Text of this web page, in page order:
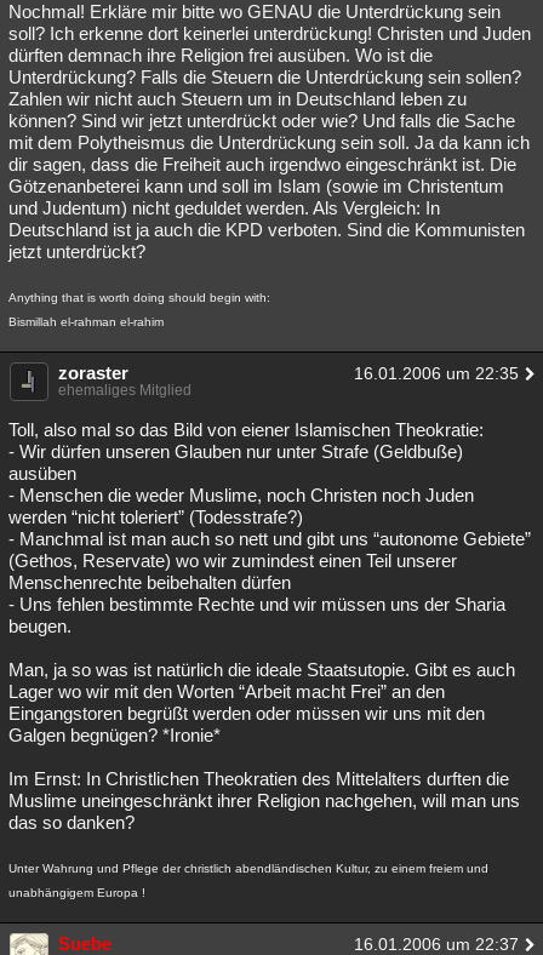
Nochmal! Erkläre mir bitte wo GENAU die Unterdrückung sein
soll? Ich erkenne dort keinerlei unterdrückung! Christen und Juden
dürften demnach ihre Religion frei ausüben. Wo ist die
Unterdrückung? Falls die Steuern die Unterdrückung sein sollen?
Zahlen wir nicht auch Steuern um in Deutschland leben zu
können? Sind wir jetzt unterdrückt oder wie? Und falls die Sache
mit dem Polytheismus die Unterdrückung sein soll. Ja da kann ich
dir sagen, dass die Freiheit auch irgendwo eingeschränkt ist. Die
Götzenanbeterei kann und soll im Islam (sowie im Christentum
und Judentum) nicht geduldet werden. Als Vergleich: In
Deutschland ist ja auch die KPD verboten. Sind die Kommunisten
jetzt unterdrückt?
Anything that is worth doing should begin with:
Bismillah el-rahman el-rahim
zoraster 16.01.2006 um 22:35
ehemaliges Mitglied
Toll, also mal so das Bild von eiener Islamischen Theokratie:
- Wir dürfen unseren Glauben nur unter Strafe (Geldbuße)
ausüben
- Menschen die weder Muslime, noch Christen noch Juden
werden “nicht toleriert” (Todesstrafe?)
- Manchmal ist man auch so nett und gibt uns “autonome Gebiete”
(Gethos, Reservate) wo wir zumindest einen Teil unserer
Menschenrechte beibehalten dürfen
- Uns fehlen bestimmte Rechte und wir müssen uns der Sharia
beugen.
Man, ja so was ist natürlich die ideale Staatsutopie. Gibt es auch
Lager wo wir mit den Worten “Arbeit macht Frei” an den
Eingangstoren begrüßt werden oder müssen wir uns mit den
Galgen begnügen? *Ironie*
Im Ernst: In Christlichen Theokratien des Mittelalters durften die
Muslime uneingeschränkt ihrer Religion nachgehen, will man uns
das so danken?
Unter Wahrung und Pflege der christlich abendländischen Kultur, zu einem freiem und
unabhängigem Europa !
Suebe 16.01.2006 um 22:37